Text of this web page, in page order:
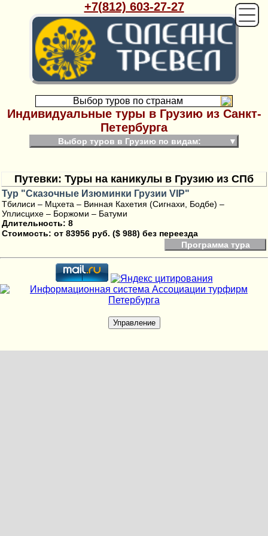
+7(812) 603-27-27
Выбор туров по странам
Индивидуальные туры в Грузию из Санкт-
Петербурга
Выбор туров в Грузию по видам: ▼
Путевки: Туры на каникулы в Грузию из СПб
Тур "Сказочные Изюминки Грузии VIP"
Тбилиси – Мцхета – Винная Кахетия (Сигнахи, Бодбе) –
Уплисцихе – Боржоми – Батуми
Длительность: 8
Стоимость: от 83956 руб. ($ 988) без переезда
Программа тура